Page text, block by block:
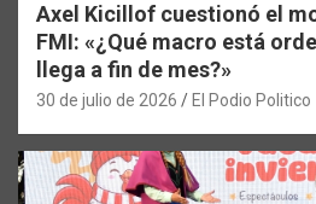
Axel Kicillof cuestionó el
FMI: «¿Qué macro está
llega a fin de mes?»
30 de julio de 2026 El Podio Politico